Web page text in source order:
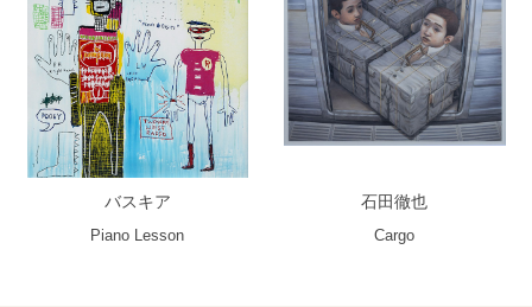
バスキア
Piano Lesson
石田徹也
Cargo